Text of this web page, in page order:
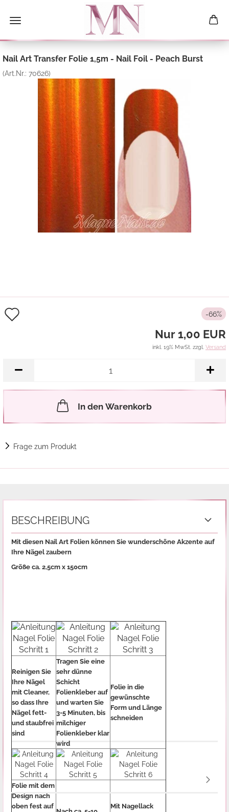
Nail Art Transfer Folie 1,5m - Nail Foil - Peach Burst
(Art.Nr.: 70626)
-66%
Nur 1,00 EUR
inkl. 19% MwSt. zzgl. Versand
In den Warenkorb
Frage zum Produkt
BESCHREIBUNG
Mit diesen Nail Art Folien können Sie wunderschöne Akzente auf
Ihre Nägel zaubern
Größe ca. 2,5cm x 150cm
Reinigen Sie
Ihre Nägel
mit Cleaner,
so dass Ihre
Nägel fett-
und staubfrei
sind
Tragen Sie eine
sehr dünne
Schicht
Folienkleber auf
und warten Sie
3-5 Minuten, bis
milchiger
Folienkleber klar
wird
Folie in die
gewünschte
Form und Länge
schneiden
Folie mit dem
Design nach
oben fest auf
Mit Nagellack